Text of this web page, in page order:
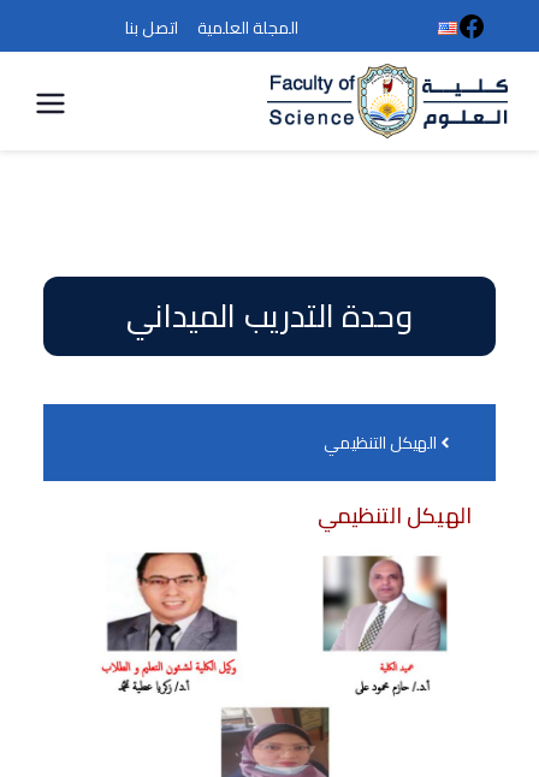
المجلة العلمية اتصل بنا
وحدة التدريب الميداني
الهيكل التنظيمي
الهيكل التنظيمي